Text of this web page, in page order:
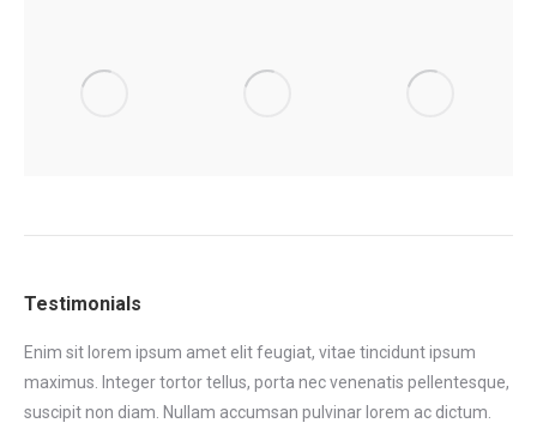
Testimonials
Enim sit lorem ipsum amet elit feugiat, vitae tincidunt ipsum
maximus. Integer tortor tellus, porta nec venenatis pellentesque,
suscipit non diam. Nullam accumsan pulvinar lorem ac dictum.